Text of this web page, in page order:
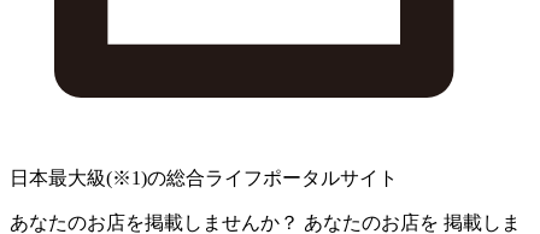
日本最大級(※1)の総合ライフポータルサイト
あなたのお店を掲載しませんか？ あなたのお店を 掲載しま